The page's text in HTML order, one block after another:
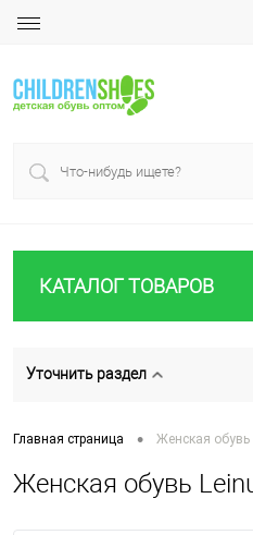
КАТАЛОГ ТОВАРОВ
Уточнить раздел
Главная страница • Женская обувь
Женская обувь